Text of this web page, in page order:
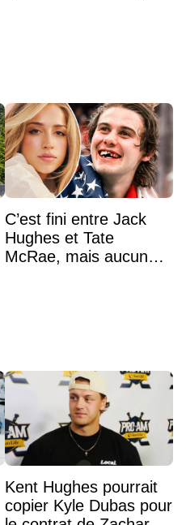
C’est fini entre Jack
Hughes et Tate
McRae, mais aucun
Kent Hughes pourrait
copier Kyle Dubas pour